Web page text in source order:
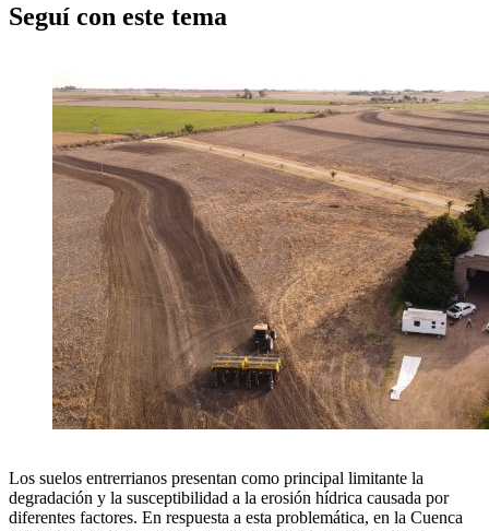
Seguí con este tema
Los suelos entrerrianos presentan como principal limitante la
degradación y la susceptibilidad a la erosión hídrica causada por
diferentes factores. En respuesta a esta problemática, en la Cuenca